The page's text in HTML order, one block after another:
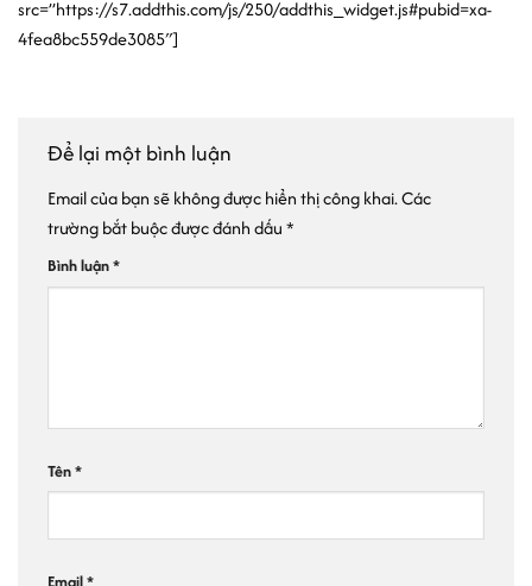
src=”https://s7.addthis.com/js/250/addthis_widget.js#pubid=xa-
4fea8bc559de3085″]
Để lại một bình luận
Email của bạn sẽ không được hiển thị công khai.Các
trường bắt buộc được đánh dấu*
Bình luận*
Tên*
Email*